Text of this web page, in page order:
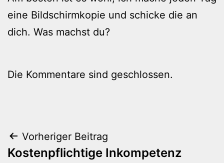
eine Bildschirmkopie und schicke die an
dich. Was machst du?
Die Kommentare sind geschlossen.
Beitragsnavigation
Vorheriger Beitrag
Kostenpflichtige Inkompetenz